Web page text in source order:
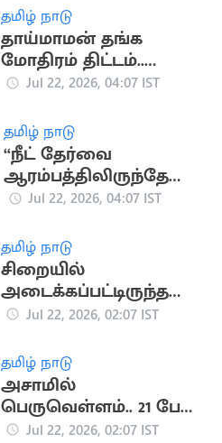
தமிழ் நாடு
தாய்மாமன் தங்க
மோதிரம் திட்டம்..
வெளியான புதிய
Jul 22, 2026, 04:07 IST
தமிழ் நாடு
“நீட் தேர்வை
ஆரம்பத்திலிருந்தே
எதிர்த்து வந்தது
மு.க.ஸ்டாலின்
Jul 22, 2026, 04:07 IST
தமிழ் நாடு
சிறையில்
அடைக்கப்பட்டிருந்த
கைதி தப்பியோட்டம்
Jul 22, 2026, 02:07 IST
தமிழ் நாடு
அசாமில்
பெருவெள்ளம்.. 21 பேர்
உயிரிழப்பு
Jul 22, 2026, 02:07 IST